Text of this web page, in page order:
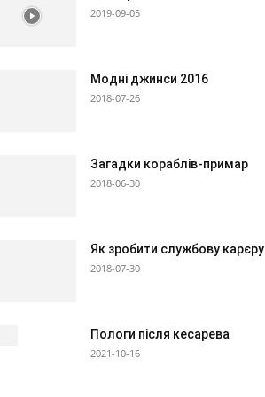
2019-09-05
Модні джинси 2016
2018-07-26
Загадки кораблів-примар
2018-06-30
Як зробити службову карєру
2018-07-30
Пологи після кесарева
2021-10-16